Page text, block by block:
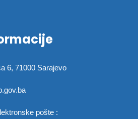
6, 71000 Sarajevo
pošte :